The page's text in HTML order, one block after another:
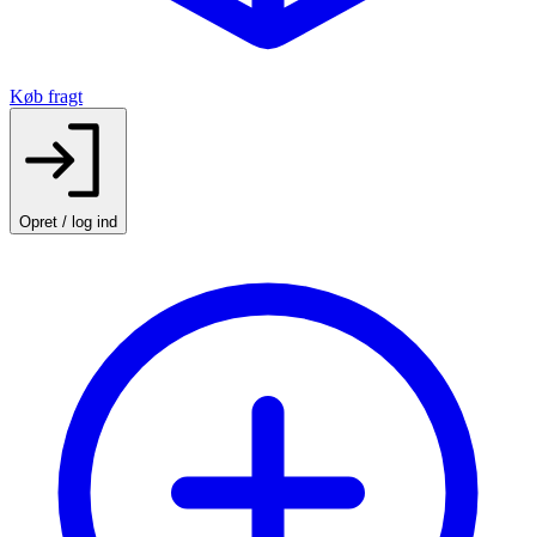
Køb fragt
Opret / log ind